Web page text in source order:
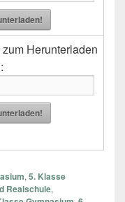
Herunterladen
, 5. Klasse
Realschule,